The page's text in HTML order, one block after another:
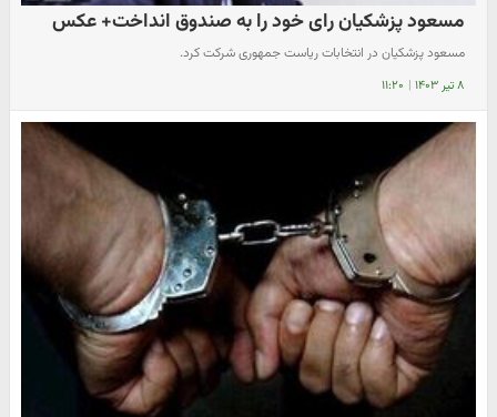
مسعود پزشکیان رای خود را به صندوق انداخت+ عکس
مسعود پزشکیان در انتخابات ریاست جمهوری شرکت کرد.
۸ تیر ۱۴۰۳ | ۱۱:۲۰